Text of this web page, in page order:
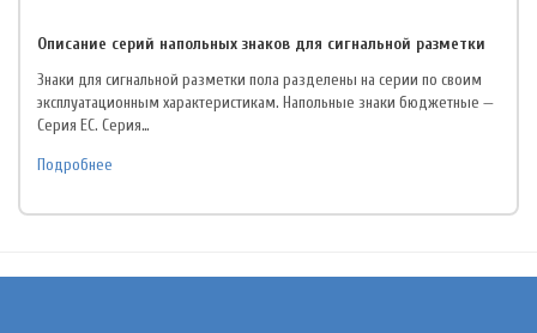
Описание серий напольных знаков для сигнальной разметки
Знаки для сигнальной разметки пола разделены на серии по своим
эксплуатационным характеристикам. Напольные знаки бюджетные —
Серия EC. Серия…
Подробнее